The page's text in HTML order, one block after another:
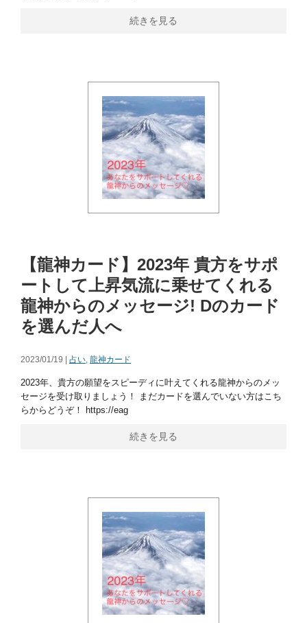
続きを見る
【龍神カード】2023年 貴方をサポ
ートして上昇気流に乗せてくれる
龍神からのメッセージ! Dのカード
を選んだ人へ
2023/01/19 | 占い, 龍神カード
2023年、貴方の願望をスピーディに叶えてくれる龍神からのメッ
セージを受け取りましょう！ まだカードを選んでいない方はこち
らからどうぞ！ https://eag
続きを見る